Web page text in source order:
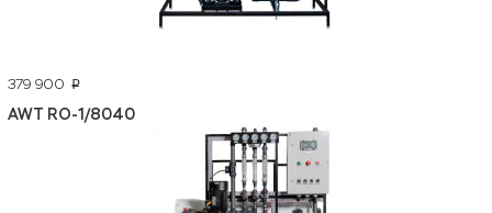
379 900 p
AWT RO-1/8040